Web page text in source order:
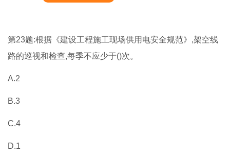
第23题:根据《建设工程施工现场供用电安全规范》,架空线
路的巡视和检查,每季不应少于()次。
A.2
B.3
C.4
D.1